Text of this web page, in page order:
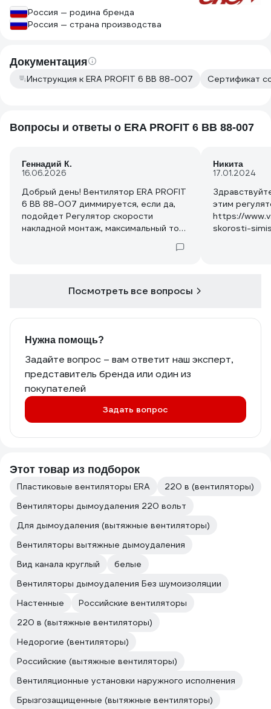
подшипники не стал, собрал все
обратно. Считаю, что отличный
вентилятор.
Россия — родина бренда
Россия — страна производства
Документация
Инструкция к ERA PROFIT 6 ВВ 88-007 Сертификат
Вопросы и ответы о ERA PROFIT 6 ВВ 88-007
Геннадий К.
16.06.2026
Добрый день! Вентилятор ERA PROFIT
6 ВВ 88-007 диммируется, если да,
подойдет Регулятор скорости
накладной монтаж, максимальный ток
Никита
17.01.2024
этим
https://
skorosti-
Посмотреть все вопросы
Нужна помощь?
Задайте вопрос – вам ответит наш эксперт,
представитель бренда или один из
покупателей
Задать вопрос
Этот товар из подборок
Пластиковые вентиляторы ERA
220 в (вентиляторы)
Вентиляторы дымоудаления 220 вольт
Для дымоудаления (вытяжные вентиляторы)
Вентиляторы вытяжные дымоудаления
Вид канала круглый
белые
Вентиляторы дымоудаления Без шумоизоляции
Настенные
Российские вентиляторы
220 в (вытяжные вентиляторы)
Недорогие (вентиляторы)
Российские (вытяжные вентиляторы)
Вентиляционные установки наружного исполнения
Брызгозащищенные (вытяжные вентиляторы)